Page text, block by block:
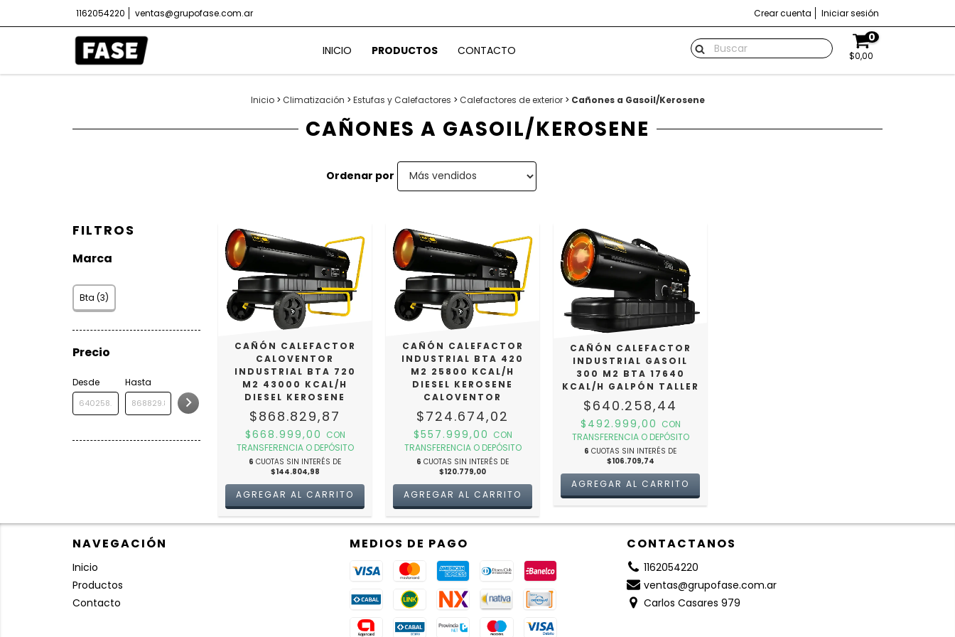
1162054220 ventas@grupofase.com.ar Crear cuenta Iniciar sesión
INICIO PRODUCTOS CONTACTO
0
$0,00
Inicio > Climatización > Estufas y Calefactores > Calefactores de exterior > Cañones a Gasoil/Kerosene
CAÑONES A GASOIL/KEROSENE
Ordenar por
FILTROS
Marca
Bta (3)
Precio
Desde Hasta
CAÑÓN CALEFACTOR
CALOVENTOR
INDUSTRIAL BTA 720
M2 43000 KCAL/H
DIESEL KEROSENE
$868.829,87
$668.999,00 CON
TRANSFERENCIA O DEPÓSITO
6 CUOTAS SIN INTERÉS DE
$144.804,98
CAÑÓN CALEFACTOR
INDUSTRIAL BTA 420
M2 25800 KCAL/H
DIESEL KEROSENE
CALOVENTOR
$724.674,02
$557.999,00 CON
TRANSFERENCIA O DEPÓSITO
6 CUOTAS SIN INTERÉS DE
$120.779,00
CAÑÓN CALEFACTOR
INDUSTRIAL GASOIL
300 M2 BTA 17640
KCAL/H GALPÓN TALLER
$640.258,44
$492.999,00 CON
TRANSFERENCIA O DEPÓSITO
6 CUOTAS SIN INTERÉS DE
$106.709,74
NAVEGACIÓN
Inicio
Productos
Contacto
MEDIOS DE PAGO CONTACTANOS
1162054220
ventas@grupofase.com.ar
Carlos Casares 979